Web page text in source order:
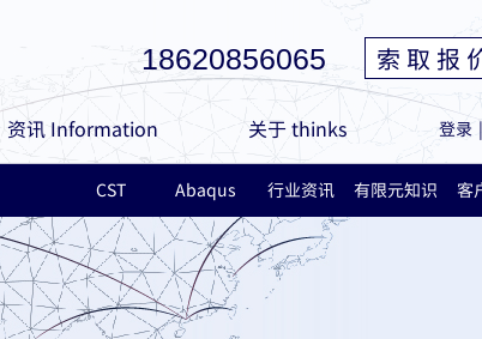
18620856065
登录 |
索 取 报
资讯 Information 关于 thinks
CST Abaqus 行业资讯 有限元知识 客